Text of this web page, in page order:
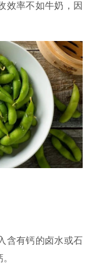
效率不如牛奶，因
含有钙的卤水或石